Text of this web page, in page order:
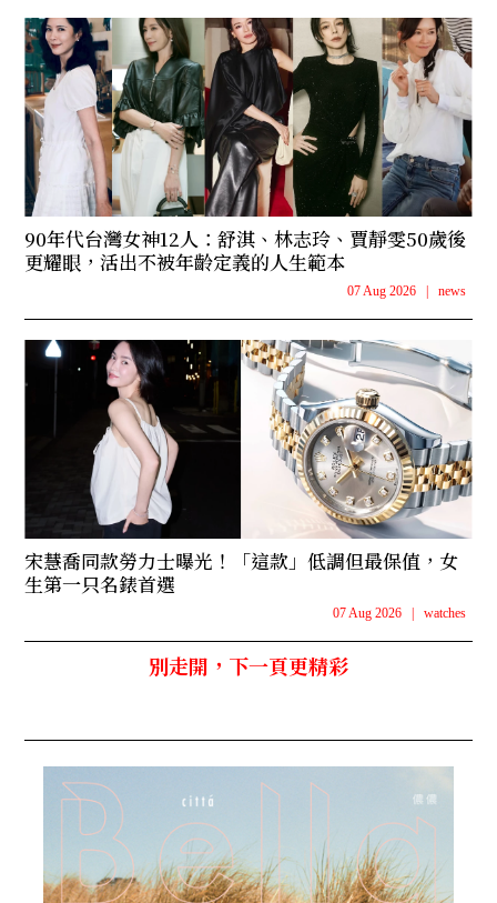
90年代台灣女神12人：舒淇、林志玲、賈靜雯50歲後
更耀眼，活出不被年齡定義的人生範本
07 Aug 2026 | news
宋慧喬同款勞力士曝光！「這款」低調但最保值，女
生第一只名錶首選
07 Aug 2026 | watches
別走開，下一頁更精彩